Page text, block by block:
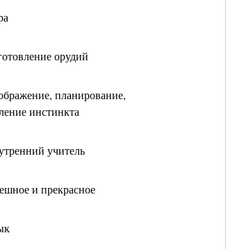
орудий
планирование,
инстинкта
учитель
и прекрасное